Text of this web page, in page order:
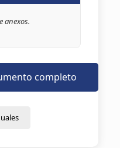
anexos.
completo